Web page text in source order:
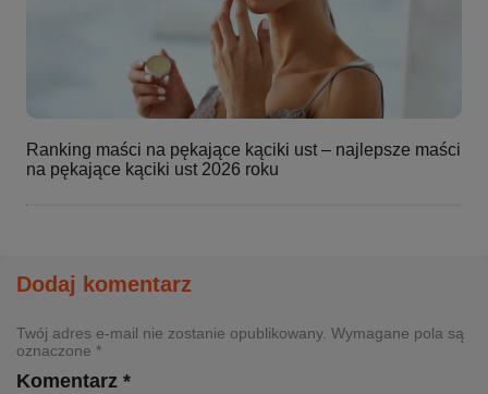
Ranking maści na pękające kąciki ust – najlepsze maści
na pękające kąciki ust 2026 roku
Dodaj komentarz
Twój adres e-mail nie zostanie opublikowany. Wymagane pola są
oznaczone *
Komentarz *